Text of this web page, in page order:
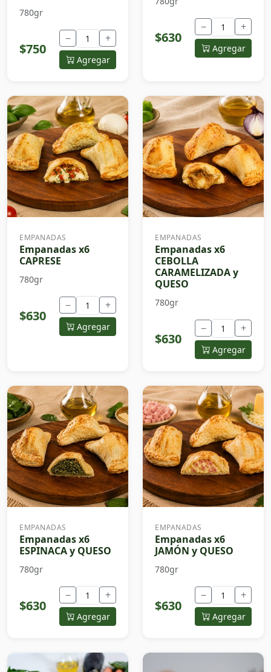
780gr
$750
− +
Agregar
$630
− +
Agregar
EMPANADAS
Empanadas x6
CAPRESE
780gr
$630
− +
Agregar
EMPANADAS
Empanadas x6
CEBOLLA
CARAMELIZADA y
QUESO
780gr
$630
− +
Agregar
EMPANADAS
Empanadas x6
ESPINACA y QUESO
780gr
$630
− +
Agregar
EMPANADAS
Empanadas x6
JAMÓN y QUESO
780gr
$630
− +
Agregar